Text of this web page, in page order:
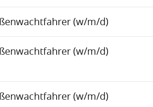
(w/m/d)
(w/m/d)
(w/m/d)